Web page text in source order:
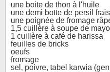
une boite de thon à l'huile
une demi botte de persil
une poignée de fromage
1,5 cuillère à soupe de
1 cuillère à café de harissa
feuilles de bricks
oeufs
fromage
sel, poivre, tabel karwia